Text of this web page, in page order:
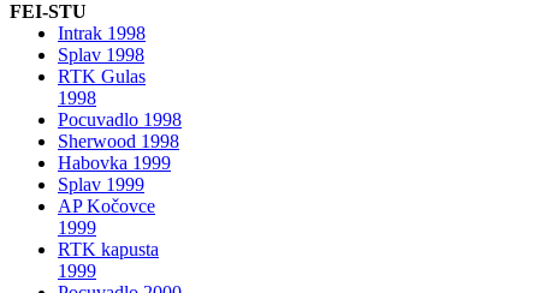
FEI-STU
Intrak 1998
Splav 1998
RTK Gulas
1998
Pocuvadlo 1998
Sherwood 1998
Habovka 1999
Splav 1999
AP Kočovce
1999
RTK kapusta
1999